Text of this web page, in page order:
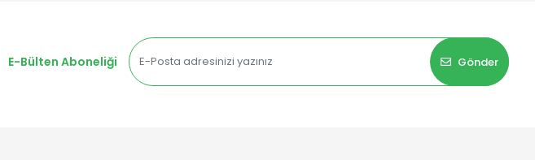
E-Bülten Aboneliği
Gönder